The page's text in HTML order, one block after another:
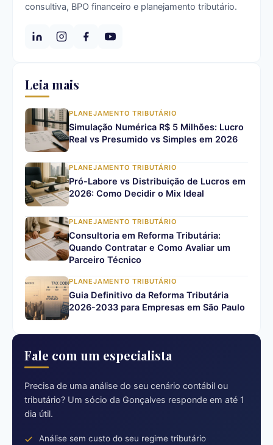
consultiva, BPO financeiro e planejamento tributário.
Leia mais
PLANEJAMENTO TRIBUTÁRIO
Simulação Numérica R$ 5 Milhões: Lucro
Real vs Presumido vs Simples em 2026
PLANEJAMENTO TRIBUTÁRIO
Pró-Labore vs Distribuição de Lucros em
2026: Como Decidir o Mix Ideal
PLANEJAMENTO TRIBUTÁRIO
Consultoria em Reforma Tributária:
Quando Contratar e Como Avaliar um
Parceiro Técnico
PLANEJAMENTO TRIBUTÁRIO
Guia Definitivo da Reforma Tributária
2026-2033 para Empresas em São Paulo
Fale com um especialista
Precisa de uma análise do seu cenário contábil ou
tributário? Um sócio da Gonçalves responde em até 1
dia útil.
Análise sem custo do seu regime tributário